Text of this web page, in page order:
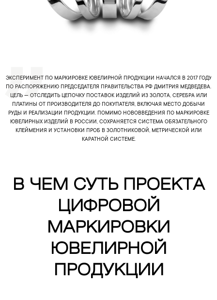
ЭКСПЕРИМЕНТ ПО МАРКИРОВКЕ ЮВЕЛИРНОЙ ПРОДУКЦИИ НАЧАЛСЯ В 2017 ГОДУ
ПО РАСПОРЯЖЕНИЮ ПРЕДСЕДАТЕЛЯ ПРАВИТЕЛЬСТВА РФ ДМИТРИЯ МЕДВЕДЕВА.
ЦЕЛЬ — ОТСЛЕДИТЬ ЦЕПОЧКУ ПОСТАВОК ИЗДЕЛИЙ ИЗ ЗОЛОТА, СЕРЕБРА ИЛИ
ПЛАТИНЫ ОТ ПРОИЗВОДИТЕЛЯ ДО ПОКУПАТЕЛЯ, ВКЛЮЧАЯ МЕСТО ДОБЫЧИ
РУДЫ И РЕАЛИЗАЦИИ ПРОДУКЦИИ. ПОМИМО НОВОВВЕДЕНИЯ ПО МАРКИРОВКЕ
ЮВЕЛИРНЫХ ИЗДЕЛИЙ В РОССИИ, СОХРАНЯЕТСЯ СИСТЕМА ОБЯЗАТЕЛЬНОГО
КЛЕЙМЕНИЯ И УСТАНОВКИ ПРОБ В ЗОЛОТНИКОВОЙ, МЕТРИЧЕСКОЙ ИЛИ
КАРАТНОЙ СИСТЕМЕ.
В ЧЕМ СУТЬ ПРОЕКТА
ЦИФРОВОЙ
МАРКИРОВКИ
ЮВЕЛИРНОЙ
ПРОДУКЦИИ